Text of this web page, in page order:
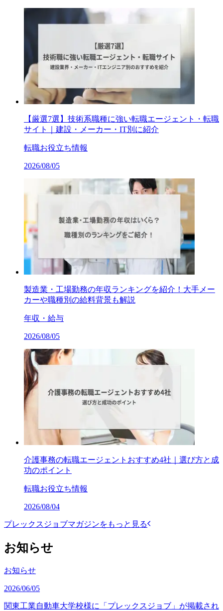
【厳選7選】技術系職種に強い転職エージェント・転職
サイト｜建設・メーカー・IT別に紹介
転職お役立ち情報
2026/08/05
製造業・工場勤務の年収ランキングを紹介！大手メー
カーや職種別の給料背景も解説
年収・給与
2026/08/05
介護事務の転職エージェントおすすめ4社｜選び方と成
功のポイント
転職お役立ち情報
2026/08/04
プレックスジョブマガジンをもっと見る
お知らせ
お知らせ
2026/06/05
関東工業自動車大学校様に「プレックスジョブ」が掲載され